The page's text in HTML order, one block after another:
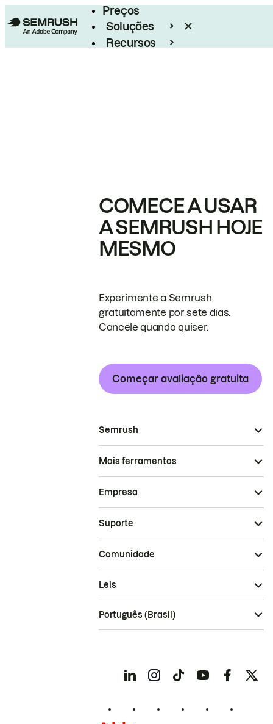
Preços
Soluções
Recursos
COMECE A USAR
A SEMRUSH HOJE
MESMO
Experimente a Semrush
gratuitamente por sete dias.
Cancele quando quiser.
Começar avaliação gratuita
Semrush
Mais ferramentas
Empresa
Suporte
Comunidade
Leis
Português (Brasil)